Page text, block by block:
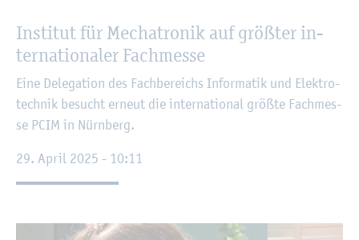
In­sti­tut für Me­cha­tro­nik auf grö­ß­ter in­
ter­na­tio­na­ler Fach­mes­se
Eine De­le­ga­ti­on des Fach­be­reichs In­for­ma­tik und Elek­tro­
tech­nik be­sucht er­neut die in­ter­na­tio­nal grö­ß­te Fach­mes­
se PCIM in Nürn­berg.
29. April 2025 - 10:11